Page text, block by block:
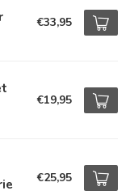
€33,95
€19,95
€25,95